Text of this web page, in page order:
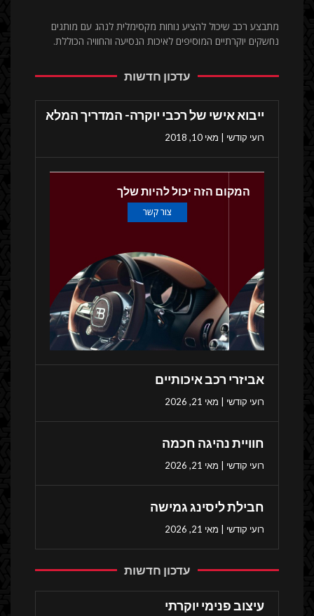
עדכון חדשות
עיצוב פנימי יוקרתי
מתבצע רכב שיכול להציע נוחות מקסימלית לנהג עם מותגים
נחשקים יוקרתיים המוסיפים לאיכות הנסיעה והחוויה הכוללת.
עדכון חדשות
ייבוא אישי של רכבי יוקרה- המדריך המלא
רועי קודשי מאי 10, 2018
המקום הזה יכול להיות שלך
צור קשר
אביזרי רכב איכותיים
רועי קודשי מאי 21, 2026
חוויית נהיגה חכמה
רועי קודשי מאי 21, 2026
חבילת ליסינג גמישה
רועי קודשי מאי 21, 2026